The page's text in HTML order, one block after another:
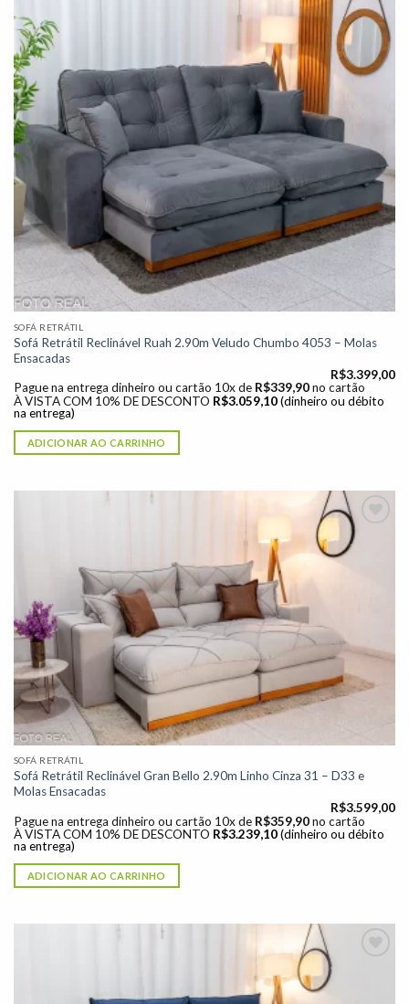
Adicionar
à lista de
desejos"
SOFÁ RETRÁTIL
Sofá Retrátil Reclinável Ruah 2.90m Veludo Chumbo 4053 – Molas
Ensacadas
R$3.399,00
Pague na entrega dinheiro ou cartão 10x de R$339,90 no cartão
À VISTA COM 10% DE DESCONTO R$3.059,10 (dinheiro ou débito
na entrega)
ADICIONAR AO CARRINHO
SOFÁ RETRÁTIL
Sofá Retrátil Reclinável Gran Bello 2.90m Linho Cinza 31 – D33 e
Molas Ensacadas
R$3.599,00
Pague na entrega dinheiro ou cartão 10x de R$359,90 no cartão
À VISTA COM 10% DE DESCONTO R$3.239,10 (dinheiro ou débito
na entrega)
ADICIONAR AO CARRINHO